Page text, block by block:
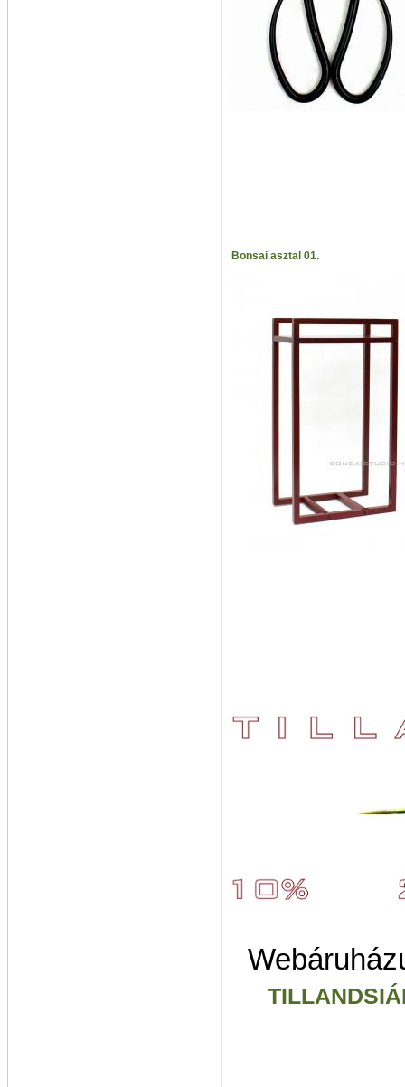
Bonsai asztal 01.